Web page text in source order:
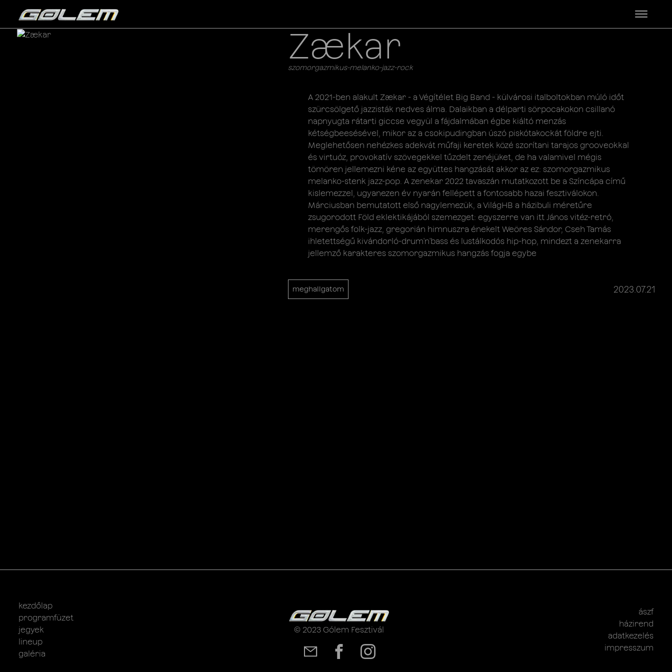
Zækar
szomorgazmikus-melanko-jazz-rock
A 2021-ben alakult Zækar - a Végítélet Big Band - külvárosi italboltokban múló időt
szürcsölgető jazzisták nedves álma. Dalaikban a délparti sörpocakokon csillanó
napnyugta rátarti giccse vegyül a fájdalmában égbe kiáltó menzás
kétségbeesésével, mikor az a csokipudingban úszó piskótakockát földre ejti.
Meglehetősen nehézkes adekvát műfaji keretek közé szorítani tarajos grooveokkal
és virtuóz, provokatív szövegekkel tűzdelt zenéjüket, de ha valamivel mégis
tömören jellemezni kéne az együttes hangzását akkor az ez: szomorgazmikus
melanko-stenk jazz-pop. A zenekar 2022 tavaszán mutatkozott be a Színcápa című
kislemezzel, ugyanezen év nyarán fellépett a fontosabb hazai fesztiválokon.
Márciusban bemutatott első nagylemezük, a VilágHB a házibuli méretűre
zsugorodott Föld eklektikájából szemezget: egyszerre van itt János vitéz-retró,
merengős folk-jazz, gregorián himnuszra énekelt Weöres Sándor, Cseh Tamás
ihletettségű kivándorló-drum'n'bass és lustálkodós hip-hop, mindezt a zenekarra
jellemző karakteres szomorgazmikus hangzás fogja egybe
meghallgatom 2023.07.21
kezdőlap
programfüzet
jegyek
lineup
galéria
© 2023 Gólem Fesztivál
ászf
házirend
adatkezelés
impresszum